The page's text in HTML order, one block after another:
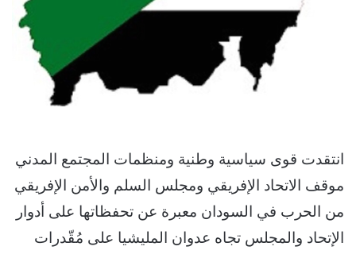
انتقدت قوى سياسية وطنية ومنظمات المجتمع المدني
موقف الاتحاد الإفريقي ومجلس السلم والأمن الإفريقي
من الحرب في السودان معبرة عن تحفظاتها على أدوار
الإتحاد والمجلس تجاه عدوان المليشيا على مُقّدرات